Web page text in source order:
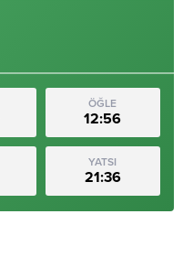
ÖĞLE
12:56
YATSI
21:36